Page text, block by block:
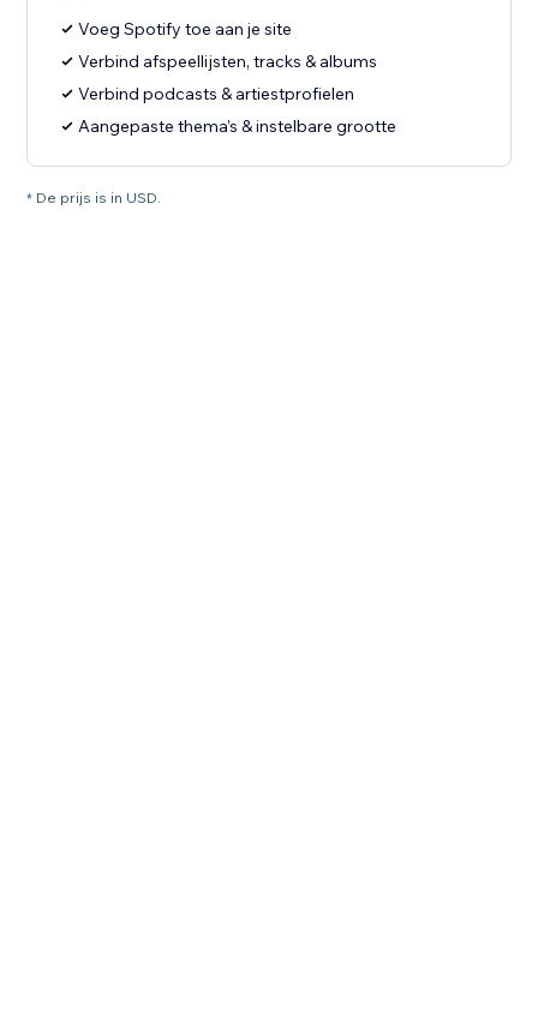
Voeg Spotify toe aan je site
Verbind afspeellijsten, tracks & albums
Verbind podcasts & artiestprofielen
Aangepaste thema’s & instelbare grootte
* De prijs is in USD.